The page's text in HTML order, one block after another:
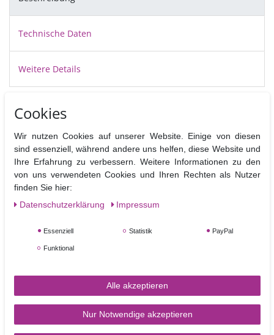
Technische Daten
Weitere Details
Cake Drums sind stabile, ca.12 mm dicke, vollkommen
ebene Pappscheiben die mit einer abwischbaren silbrigen Folie bezogen
sind.
Sie dienen als Tortenplatten unter mit Fondant bezogenen Torten und
können b ei sorgfältigem Gebrauch mehrfach verwendet werden.
Die Drums können zusätzlich noch mit Fondant bezogen und so in die
Dekoration der Torte mit integriert werden.
Größe:rechteckig 40,6 x 35,6 cm,Höhe ca.12 mm
TORTEN-KRAM
Cookies
Wir nutzen Cookies auf unserer Website. Einige von diesen
sind essenziell, während andere uns helfen, diese Website und
Ihre Erfahrung zu verbessern. Weitere Informationen zu den
von uns verwendeten Cookies und Ihren Rechten als Nutzer
finden Sie hier:
Daten­schutz­erklärung
Impressum
Essenziell Statistik PayPal
Funktional
Alle akzeptieren
Nur Notwendige akzeptieren